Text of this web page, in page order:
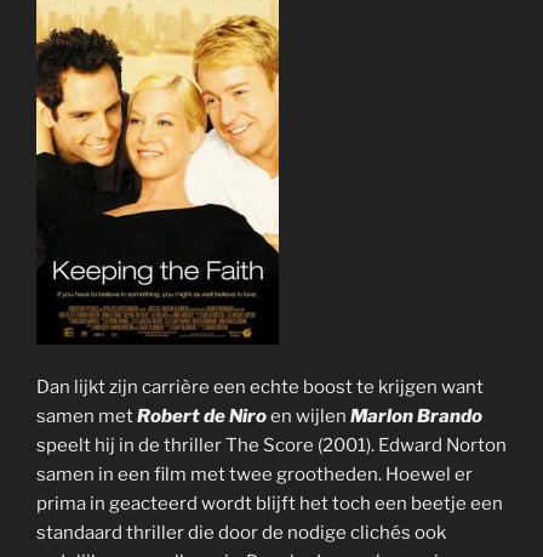
Dan lijkt zijn carrière een echte boost te krijgen want
samen metRobert de Niroen wijlen Marlon Brando
speelt hij in de thriller The Score (2001). Edward Norton
samen in een film met twee grootheden. Hoewel er
prima in geacteerd wordt blijft het toch een beetje een
standaard thriller die door de nodige clichés ook